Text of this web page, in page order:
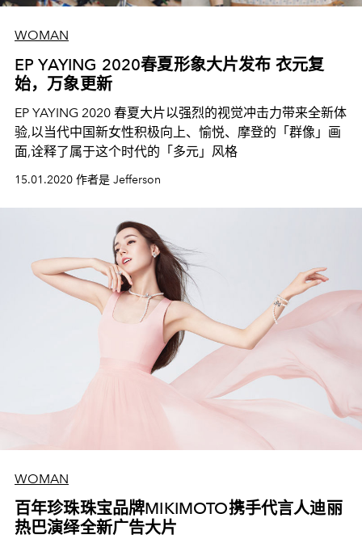
WOMAN
EP YAYING 2020春夏形象大片发布 衣元复
始，万象更新
EP YAYING 2020 春夏大片以强烈的视觉冲击力带来全新体
验,以当代中国新女性积极向上、愉悦、摩登的「群像」画
面,诠释了属于这个时代的「多元」风格
15.01.2020 作者是 Jefferson
WOMAN
百年珍珠珠宝品牌MIKIMOTO携手代言人迪丽
热巴演绎全新广告大片